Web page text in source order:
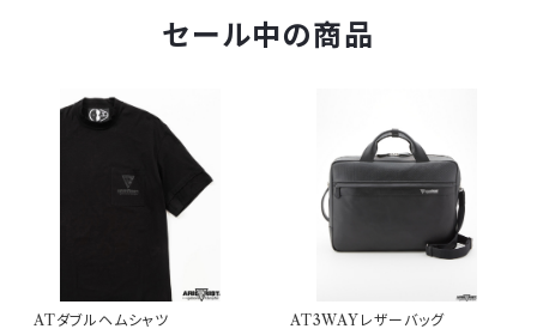
セール中の商品
ATダブルヘムシャツ AT3WAYレザーバッグ